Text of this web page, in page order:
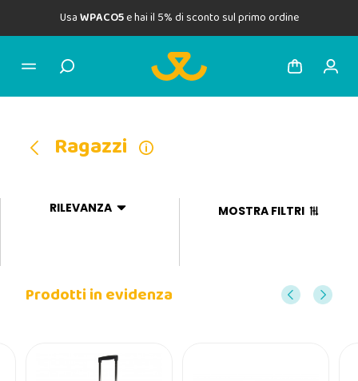
UsaWPACO5e hai il 5% di sconto sul primo ordine
Ragazzi
RILEVANZA MOSTRA FILTRI
Prodotti in evidenza